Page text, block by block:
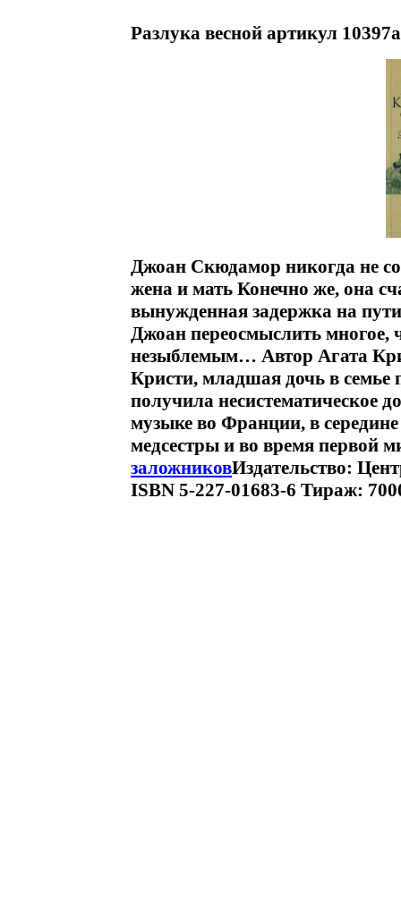
Разлука весной артикул
Джоан Скюдамор никогда не
жена и мать Конечно же, она
вынужденная задержка на
Джоан переосмыслить многое,
незыблемым… Автор Агата
Кристи, младшая дочь в семье
получила несистематическое
музыке во Франции, в
медсестры и во время первой
заложниковИздательство:
ISBN 5-227-01683-6 Тираж: